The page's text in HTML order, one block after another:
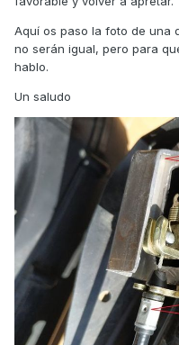
Aquí os paso la foto de una
no serán igual, pero para
hablo.
Un saludo